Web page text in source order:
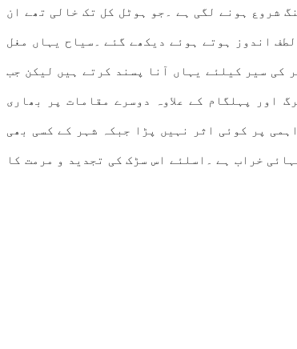
شروع ہونے لگی ہے ۔جو ہوٹل کل تک خالی تھے ان
اندوز ہوتے ہوئے دیکھے گئے ۔سیاح یہاں مغل
کی سیر کیلئے یہاں آنا پسند کرتے ہیں لیکن جب
اور پہلگام کے علاوہ دوسرے مقامات پر بھاری
پر کوئی اثر نہیں پڑا جبکہ شہر کے کسی بھی
خراب ہے ۔اسلئے اس سڑک کی تجدید و مرمت کا